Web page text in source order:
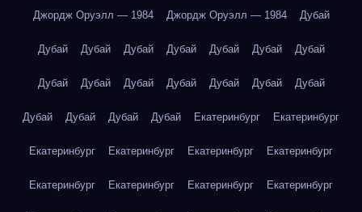
Джордж Оруэлл — 1984 Джордж Оруэлл — 1984 Дубай
Дубай Дубай Дубай Дубай Дубай Дубай Дубай
Дубай Дубай Дубай Дубай Дубай Дубай Дубай
Дубай Дубай Дубай Дубай Екатеринбург Екатеринбург
Екатеринбург Екатеринбург Екатеринбург Екатеринбург
Екатеринбург Екатеринбург Екатеринбург Екатеринбург